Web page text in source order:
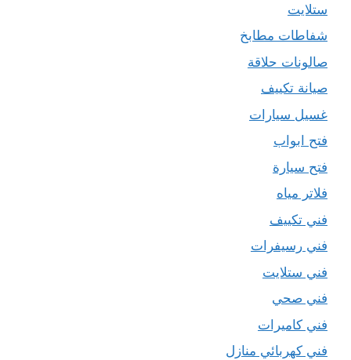
ستلايت
شفاطات مطابخ
صالونات حلاقة
صيانة تكييف
غسيل سيارات
فتح ابواب
فتح سيارة
فلاتر مياه
فني تكييف
فني رسيفرات
فني ستلايت
فني صحي
فني كاميرات
فني كهربائي منازل